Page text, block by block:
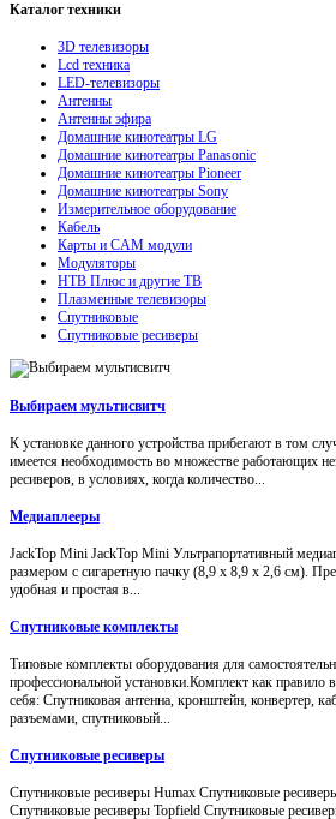
Каталогтехники
3D телевизоры
Lcd техника
LED-телевизоры
Антенны
Антенны эфира
Домашние кинотеатры LG
Домашние кинотеатры Panasonic
Домашние кинотеатры Pioneer
Домашние кинотеатры Sony
Измерительное оборудование
Кабель
Карты и CAM модули
Модуляторы
НТВ Плюс и другие ТВ
Плазменные телевизоры
Спутниковые
Спутниковые ресиверы
Выбираем мультисвитч
К установке данного устройства прибегают в том
имеется необходимость во множестве работающих
ресиверов, в условиях, когда количество...
Медиаплееры
JackTop Mini JackTop Mini Ультрапортативный
размером с сигаретную пачку (8,9 x 8,9 x 2,6 см).
удобная и простая в...
Спутниковые комплекты
Типовые комплекты оборудования для
профессиональной установки.Комплект как правило
себя: Спутниковая антенна, кронштейн, конвертер,
разъемами, спутниковый...
Спутниковые ресиверы
Спутниковые ресиверы Humax Спутниковые
Спутниковые ресиверы Topfield Спутниковые